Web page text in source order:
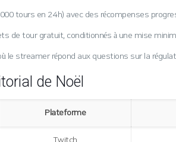
tours en 24 h) avec des récompenses
de tour gratuit, conditionnés à une mise
le streamer répond aux questions sur la
de Noël
Plateforme